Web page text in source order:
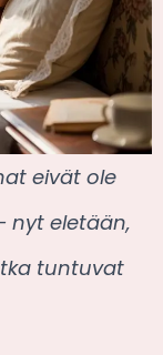
eivät ole
nyt eletään,
tuntuvat